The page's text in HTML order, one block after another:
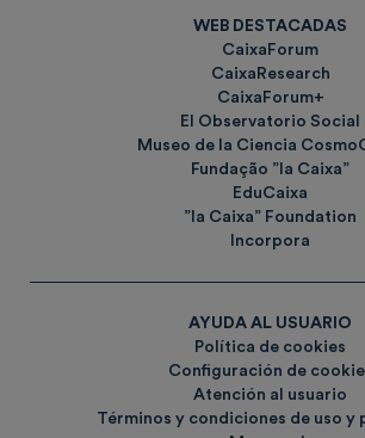
WEB DESTACADAS
CaixaForum
CaixaResearch
CaixaForum+
El Observatorio Social
Museo de la Ciencia
Fundação ”la Caixa”
EduCaixa
”la Caixa” Foundation
Incorpora
AYUDA AL USUARIO
Política de cookies
Configuración de
Atención al usuario
Términos y condiciones de uso y